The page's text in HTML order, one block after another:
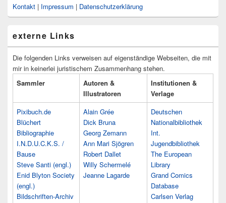
Kontakt | Impressum | Datenschutzerklärung
externe Links
Die folgenden Links verweisen auf eigenständige Webseiten, die mit
mir in keinerlei juristischem Zusammenhang stehen.
Sammler
Autoren &
Illustratoren
Institutionen &
Verlage
Pixibuch.de
Blüchert
Bibliographie
I.N.D.U.C.K.S. /
Bause
Steve Santi (engl.)
Enid Blyton Society
(engl.)
Bildschriften-Archiv
Alain Grée
Dick Bruna
Georg Zemann
Ann Mari Sjögren
Robert Dallet
Willy Schermelé
Jeanne Lagarde
Deutschen
Nationalbibliothek
Int.
Jugendbibliothek
The European
Library
Grand Comics
Database
Carlsen Verlag